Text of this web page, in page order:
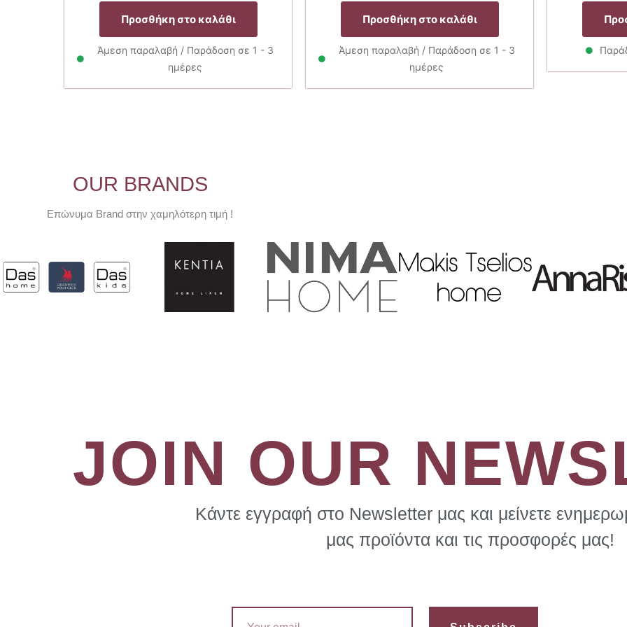
was:
9.90€.
τιμή
είναι:
7.93€.
Προσθήκη στο καλάθι
Άμεση παραλαβή / Παράδοση σε 1 - 3
ημέρες
was:
9.90€.
τιμή
είναι:
7.92€.
Προσθήκη στο καλάθι
Άμεση παραλαβή / Παράδοση σε 1 - 3
ημέρες
OUR BRANDS
Επώνυμα Brand στην χαμηλότερη τιμή !
JOIN OUR
Κάντε εγγραφή στο Newsletter μας και μείνετε
μας προϊόντα και τις προσφορές μας!